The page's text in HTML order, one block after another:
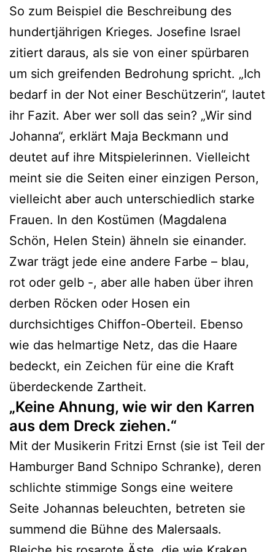
So zum Beispiel die Beschreibung des
hundertjährigen Krieges. Josefine Israel
zitiert daraus, als sie von einer spürbaren
um sich greifenden Bedrohung spricht. „Ich
bedarf in der Not einer Beschützerin“, lautet
ihr Fazit. Aber wer soll das sein? „Wir sind
Johanna“, erklärt Maja Beckmann und
deutet auf ihre Mitspielerinnen. Vielleicht
meint sie die Seiten einer einzigen Person,
vielleicht aber auch unterschiedlich starke
Frauen. In den Kostümen (Magdalena
Schön, Helen Stein) ähneln sie einander.
Zwar trägt jede eine andere Farbe – blau,
rot oder gelb -, aber alle haben über ihren
derben Röcken oder Hosen ein
durchsichtiges Chiffon-Oberteil. Ebenso
wie das helmartige Netz, das die Haare
bedeckt, ein Zeichen für eine die Kraft
überdeckende Zartheit.
„Keine Ahnung, wie wir den Karren
aus dem Dreck ziehen.“
Mit der Musikerin Fritzi Ernst (sie ist Teil der
Hamburger Band Schnipo Schranke), deren
schlichte stimmige Songs eine weitere
Seite Johannas beleuchten, betreten sie
summend die Bühne des Malersaals.